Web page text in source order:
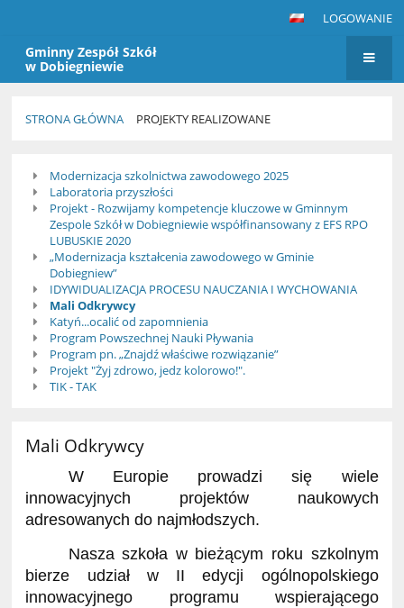
LOGOWANIE
Gminny Zespół Szkół
w Dobiegniewie
STRONA GŁÓWNA PROJEKTY REALIZOWANE
Projekty
realizowane
Modernizacja szkolnictwa zawodowego 2025
Laboratoria przyszłości
Projekt - Rozwijamy kompetencje kluczowe w Gminnym
Zespole Szkół w Dobiegniewie współfinansowany z EFS RPO
LUBUSKIE 2020
„Modernizacja kształcenia zawodowego w Gminie
Dobiegniew”
IDYWIDUALIZACJA PROCESU NAUCZANIA I WYCHOWANIA
Mali Odkrywcy
Katyń...ocalić od zapomnienia
Program Powszechnej Nauki Pływania
Program pn. „Znajdź właściwe rozwiązanie”
Projekt "Żyj zdrowo, jedz kolorowo!".
TIK - TAK
Mali Odkrywcy
W Europie prowadzi się wiele
innowacyjnych projektów naukowych
adresowanych do najmłodszych.
Nasza szkoła w bieżącym roku szkolnym
bierze udział w II edycji ogólnopolskiego
innowacyjnego programu wspierającego